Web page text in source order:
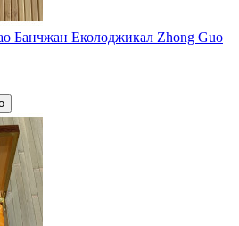
Банчжан Еколоджикал Zhong Guo